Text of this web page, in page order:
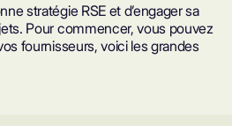
stratégie RSE et d’engager sa
Pour commencer, vous pouvez
fournisseurs, voici les grandes